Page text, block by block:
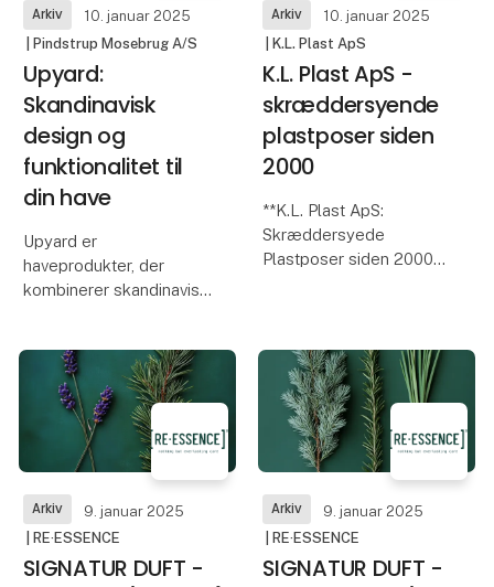
Arkiv
10. januar 2025
| Pindstrup Mosebrug A/S
Upyard:
Skandinavisk
design og
funktionalitet til
din have
Upyard er
haveprodukter, der
kombinerer skandinavisk
havearbejde lettere og
mere inspirerende. Der
er fokus på at skabe
produkter, der både er
praktiske og æ
Arkiv
10. januar 2025
| K.L. Plast ApS
K.L. Plast ApS -
skræddersyende
plastposer siden
2000
**K.L. Plast ApS:
Skræddersyede
Plastposer siden 2000**
beliggende i Fjenneslev,
der specialiserer sig i
produktion af
kundetilpassede
plastposer
Arkiv
9. januar 2025
| RE·ESSENCE
SIGNATUR DUFT -
Arkiv
9. januar 2025
| RE·ESSENCE
SIGNATUR DUFT -